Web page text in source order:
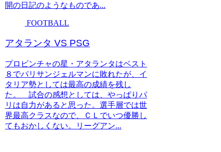
開の日記のようなものであ...
FOOTBALL
アタランタ VS PSG
プロビンチャの星・アタランタはベスト
８でパリサンジェルマンに敗れたが、イ
タリア勢としては最高の成績を残し
た。 試合の感想としては、やっぱりパ
リは自力があると思った。選手層では世
界最高クラスなので、ＣＬでいつ優勝し
てもおかしくない。リーグアン...